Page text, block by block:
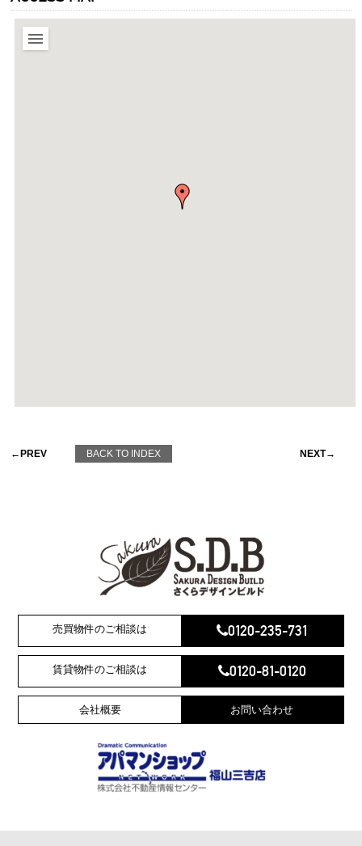
←PREV BACK TO INDEX NEXT→
売買物件のご相談は 0120-235-731
賃貸物件のご相談は 0120-81-0120
会社概要 お問い合わせ